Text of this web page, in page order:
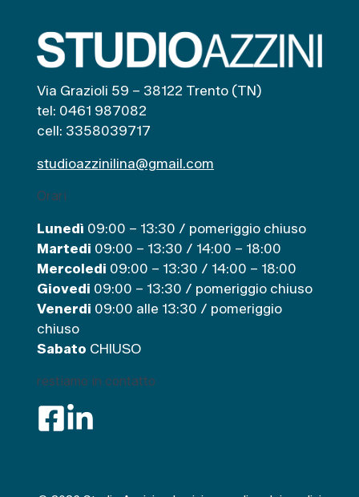
Via Grazioli 59 – 38122 Trento (TN)
tel: 0461 987082
cell: 3358039717
studioazzinilina@gmail.com
Orari
Lunedì 09:00 – 13:30 / pomeriggio chiuso
Martedi 09:00 – 13:30 / 14:00 – 18:00
Mercoledi 09:00 – 13:30 / 14:00 – 18:00
Giovedi 09:00 – 13:30 / pomeriggio chiuso
Venerdi 09:00 alle 13:30 / pomeriggio
chiuso
Sabato CHIUSO
restiamo in contatto